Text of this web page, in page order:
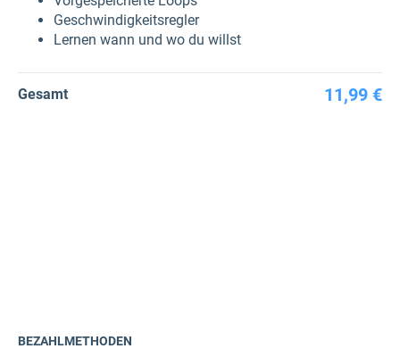
Geschwindigkeitsregler
Lernen wann und wo du willst
Gesamt 11,99 €
BEZAHLMETHODEN